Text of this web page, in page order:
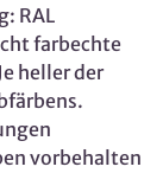
RAL
farbechte
heller der
vorbehalten